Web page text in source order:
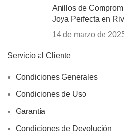
Anillos de
Joya Perfecta en
14 de marzo de
Servicio al Cliente
Condiciones Generales
Condiciones de Uso
Garantía
Condiciones de Devolución